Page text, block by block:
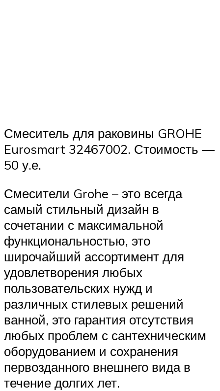
Смеситель для раковины GROHE
Eurosmart 32467002. Стоимость —
50 у.е.
Смесители Grohe – это всегда
самый стильный дизайн в
сочетании с максимальной
функциональностью, это
широчайший ассортимент для
удовлетворения любых
пользовательских нужд и
различных стилевых решений
ванной, это гарантия отсутствия
любых проблем с сантехническим
оборудованием и сохранения
первозданного внешнего вида в
течение долгих лет.